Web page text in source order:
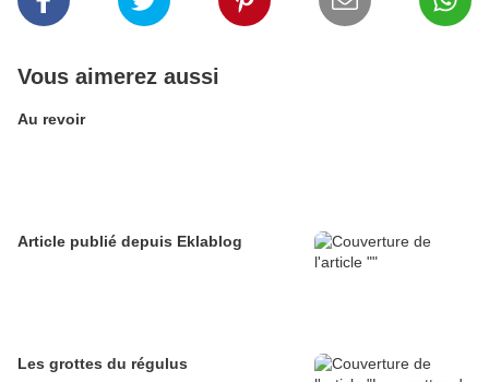
Vous aimerez aussi
Au revoir
Article publié depuis Eklablog
Les grottes du régulus